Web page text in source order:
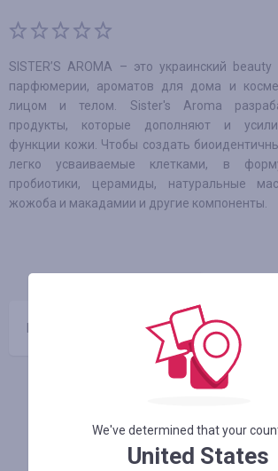
SISTER’S AROMA – это украинский
парфюмерии, ароматов для дома и
лицом и телом. Sister's Aroma
продукты, которые дополняют и
функции кожи. Чтобы создать
легко усваиваемые клетками, в
пробиотики, церамиды, натуральные
жожоба и макадамии и другие компоненты.
Промокоды отсутствуют
Похожие магазины
We've determined that your
United States